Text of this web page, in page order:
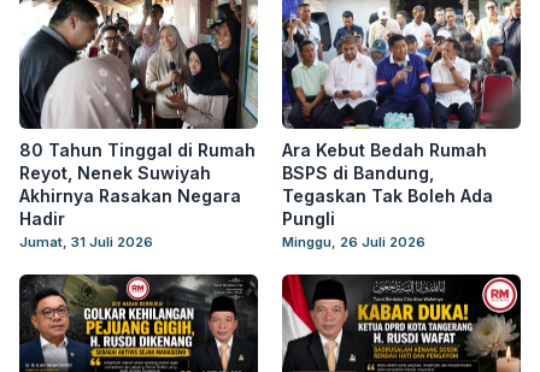
80 Tahun Tinggal di Rumah
Reyot, Nenek Suwiyah
Akhirnya Rasakan Negara
Hadir
Jumat, 31 Juli 2026
Ara Kebut Bedah Rumah
BSPS di Bandung,
Tegaskan Tak Boleh Ada
Pungli
Minggu, 26 Juli 2026